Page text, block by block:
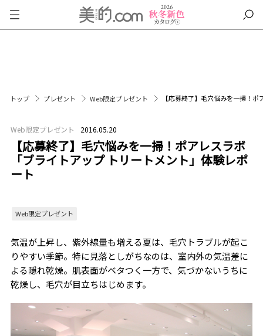
トップ プレゼント Web限定プレゼント 【応募終了】毛穴悩みを一掃！
Web限定プレゼント 2016.05.20
【応募終了】毛穴悩みを一掃！ポアレスラボ
「ブライトアップ トリートメント」体験レポ
ート
Web限定プレゼント
気温が上昇し、紫外線量も増える夏は、毛穴トラブルが起こ
りやすい季節。特に見落としがちなのは、室内外の気温差に
よる隠れ乾燥。肌表面がベタつく一方で、気づかないうちに
乾燥し、毛穴が目立ちはじめます。